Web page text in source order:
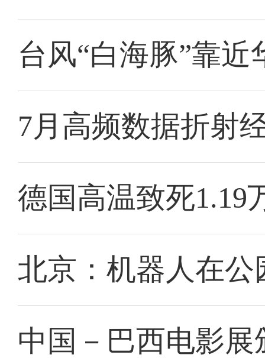
台风“白海豚”靠近
7月高频数据折射
德国高温致死
北京：机器人在公
中国－巴西电影